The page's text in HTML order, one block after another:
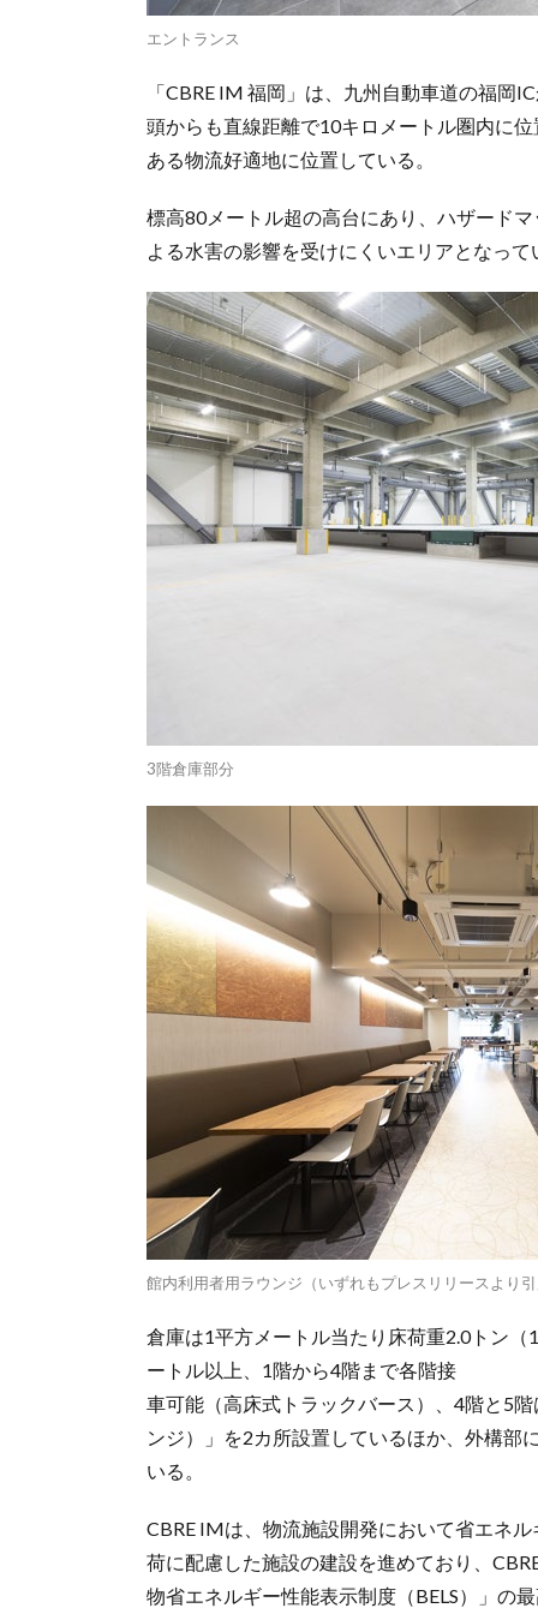
エントランス
「CBRE IM 福岡」は、九州自動車道の福岡
頭からも直線距離で10キロメートル圏内に
ある物流好適地に位置している。
標高80メートル超の高台にあり、ハザード
よる水害の影響を受けにくいエリアとなって
3階倉庫部分
館内利用者用ラウンジ（いずれもプレスリリースより
倉庫は1平方メートル当たり床荷重2.0トン
ートル以上、1階から4階まで各階接
車可能（高床式トラックバース）、4階と5
ンジ）」を2カ所設置しているほか、外構部
いる。
CBRE IMは、物流施設開発において省エネ
荷に配慮した施設の建設を進めており、
物省エネルギー性能表示制度（BELS）」の